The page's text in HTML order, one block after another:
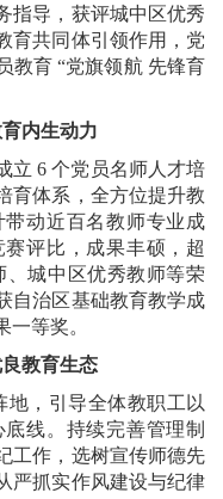
指导，获评城中区优秀
育共同体引领作用，党
教育 “党旗领航 先锋育
内生动力
立 6 个党员名师人才培
育体系，全方位提升教
动近百名教师专业成
评比，成果丰硕，超
、城中区优秀教师等荣
自治区基础教育教学成
等奖。
教育生态
地，引导全体教职工以
线。持续完善管理制
工作，选树宣传师德先
严抓实作风建设与纪律